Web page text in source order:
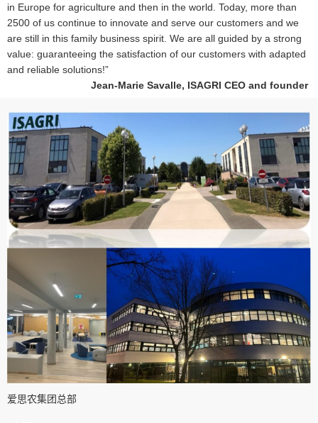
in Europe for agriculture and then in the world. Today, more than
2500 of us continue to innovate and serve our customers and we
are still in this family business spirit. We are all guided by a strong
value: guaranteeing the satisfaction of our customers with adapted
and reliable solutions!”
Jean-Marie Savalle, ISAGRI CEO and founder
爱思农集团总部